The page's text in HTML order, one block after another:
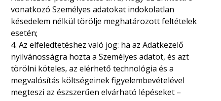
vonatkozó Személyes adatokat indokolatlan
késedelem nélkül törölje meghatározott feltételek
esetén;
4. Az elfeledtetéshez való jog: ha az Adatkezelő
nyilvánosságra hozta a Személyes adatot, és azt
törölni köteles, az elérhető technológia és a
megvalósítás költségeinek figyelembevételével
megteszi az észszerűen elvárható lépéseket –